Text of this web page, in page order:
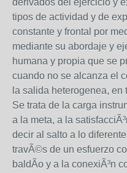
derivados del ejercicio y
tipos de actividad y de
constante y frontal por
mediante su abordaje y
humana y propia que se
cuando no se alcanza el
la salida heterogenea,
Se trata de la carga
a la meta, a la
decir al salto a lo
travÃ©s de un esfuerzo
baldÃ­o y a la conexiÃ³n